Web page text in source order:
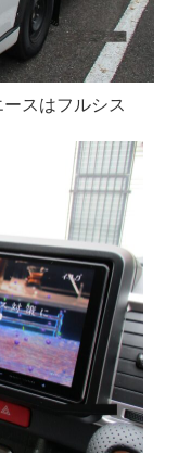
スはフルシス